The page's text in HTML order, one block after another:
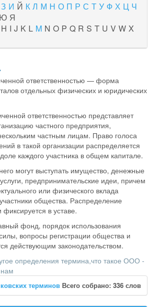
З И Й К Л М Н О П Р С Т У Ф Х Ц Ч
Ю Я
H I J K L M N O P Q R S T U V W X
ответственностью — форма
отдельных физических и юридических
ответственностью представляет
частного предприятия,
частным лицам. Право голоса
в такой организации распределяется
каждого участника в общем капитале.
могут выступать имущество, денежные
предпринимательские идеи, причем
или физического вклада
общества. Распределение
в уставе.
фонд, порядок использования
вопросы регистрации общества и
действующим законодательством.
определения термина,что такое ООО -
терминов Всего собрано: 336 слов